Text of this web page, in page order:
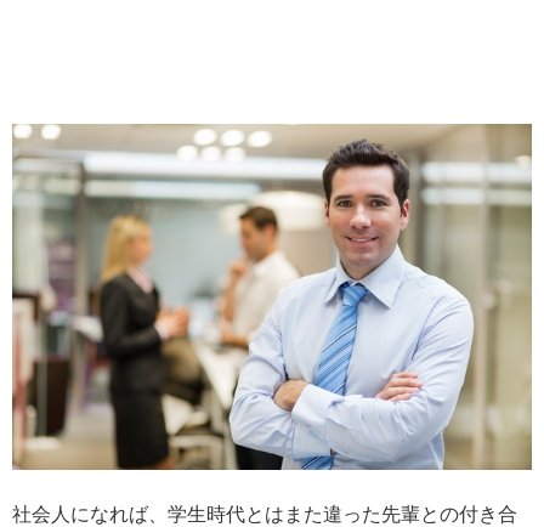
社会人になれば、学生時代とはまた違った先輩との付き合